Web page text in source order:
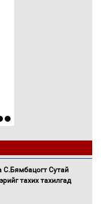
С.Бямбацогт Сутай
тахих тахилгад